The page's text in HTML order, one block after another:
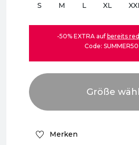
S M L XL
-50% EXTRA auf bereits
Code: SUMMER50
Merken